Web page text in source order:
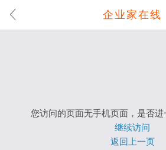
企业家在线
您访问的页面无手机页面，是否进
继续访问
返回上一页